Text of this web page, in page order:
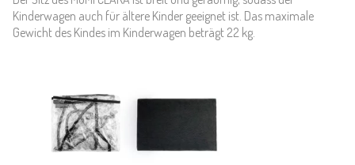
Kinderwagen auch für ältere Kinder geeignet ist. Das maximale
Gewicht des Kindes im Kinderwagen beträgt 22 kg.